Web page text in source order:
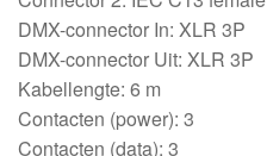
DMX-connector In: XLR 3P
DMX-connector Uit: XLR 3P
Kabellengte: 6 m
Contacten (power): 3
Contacten (data): 3